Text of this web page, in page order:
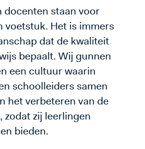
docenten staan voor
voetstuk. Het is immers
dat de kwaliteit
bepaalt. Wij gunnen
een cultuur waarin
schoolleiders samen
het verbeteren van de
zodat zij leerlingen
bieden.